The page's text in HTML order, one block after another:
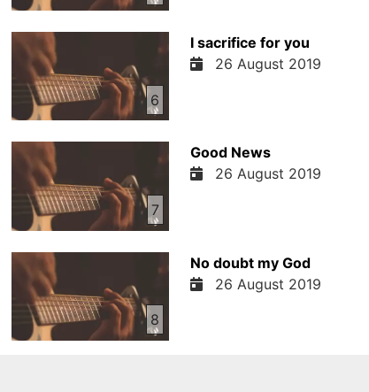
6
I sacrifice for you
26 August 2019
7
Good News
26 August 2019
8
No doubt my God
26 August 2019